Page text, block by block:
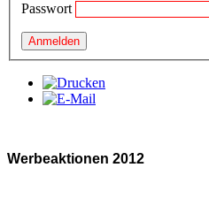
Passwort
Werbeaktionen 2012